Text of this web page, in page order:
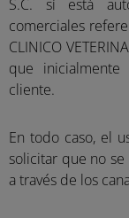
S.C. sí está
comerciales
CLINICO
que
cliente.
En todo caso, el
solicitar que no se
a través de los